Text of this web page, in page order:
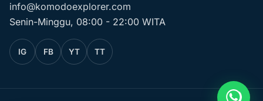
info@komodoexplorer.com
Senin-Minggu, 08:00 - 22:00 WITA
IG FB YT TT